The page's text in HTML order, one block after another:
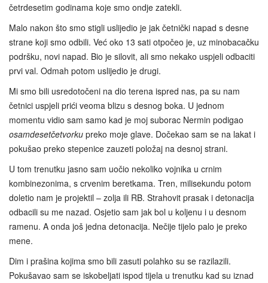
četrdesetim godinama koje smo ondje zatekli.
Malo nakon što smo stigli uslijedio je jak četnički napad s desne
strane koji smo odbili. Već oko 13 sati otpočeo je, uz minobacačku
podršku, novi napad. Bio je silovit, ali smo nekako uspjeli odbaciti
prvi val. Odmah potom uslijedio je drugi.
Mi smo bili usredotočeni na dio terena ispred nas, pa su nam
četnici uspjeli prići veoma blizu s desnog boka. U jednom
momentu vidio sam samo kad je moj suborac Nermin podigao
osamdesetčetvorku preko moje glave. Dočekao sam se na lakat i
pokušao preko stepenice zauzeti položaj na desnoj strani.
U tom trenutku jasno sam uočio nekoliko vojnika u crnim
kombinezonima, s crvenim beretkama. Tren, milisekundu potom
doletio nam je projektil – zolja ili RB. Strahovit prasak i detonacija
odbacili su me nazad. Osjetio sam jak bol u koljenu i u desnom
ramenu. A onda još jedna detonacija. Nečije tijelo palo je preko
mene.
Dim i prašina kojima smo bili zasuti polahko su se razilazili.
Pokušavao sam se iskobeljati ispod tijela u trenutku kad su iznad